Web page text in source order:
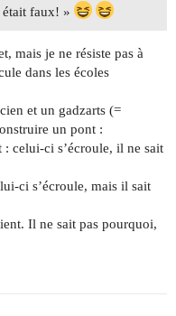
faux! »
mais je ne résiste pas à
dans les écoles
et un gadzarts (=
un pont :
celui-ci s’écroule, il ne sait
ci s’écroule, mais il sait
Il ne sait pas pourquoi,